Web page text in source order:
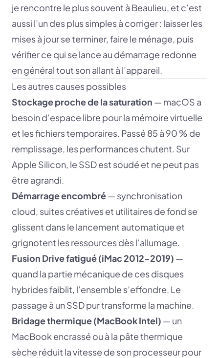
je rencontre le plus souvent à Beaulieu, et c’est
aussi l’un des plus simples à corriger : laisser les
mises à jour se terminer, faire le ménage, puis
vérifier ce qui se lance au démarrage redonne
en général tout son allant à l’appareil.
Les autres causes possibles
Stockage proche de la saturation — macOS a
besoin d’espace libre pour la mémoire virtuelle
et les fichiers temporaires. Passé 85 à 90 % de
remplissage, les performances chutent. Sur
Apple Silicon, le SSD est soudé et ne peut pas
être agrandi.
Démarrage encombré— synchronisation
cloud, suites créatives et utilitaires de fond se
glissent dans le lancement automatique et
grignotent les ressources dès l’allumage.
Fusion Drive fatigué (iMac 2012-2019) —
quand la partie mécanique de ces disques
hybrides faiblit, l’ensemble s’effondre. Le
passage à un SSD pur transforme la machine.
Bridage thermique (MacBook Intel) — un
MacBook encrassé ou à la pâte thermique
sèche réduit la vitesse de son processeur pour